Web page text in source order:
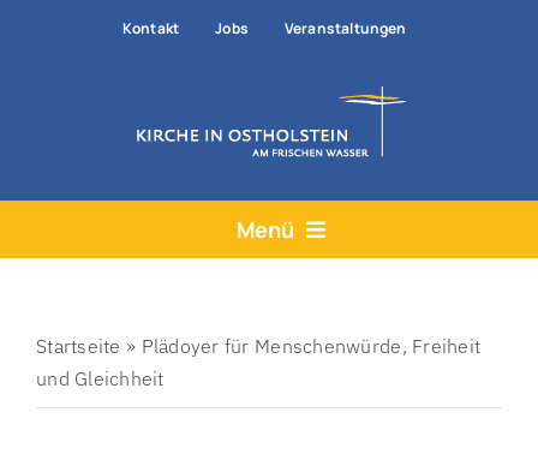
Kontakt Jobs Veranstaltungen
Menü
Angebote
Startseite » Plädoyer für Menschenwürde, Freiheit
und Gleichheit